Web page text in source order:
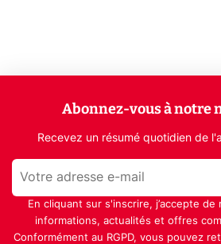
Abonnez-vous à notre
Recevez un résumé quotidien de
En cliquant sur s'inscrire, j’accepte de
informations, actualités et offres
Conformément au RGPD, vous pouvez